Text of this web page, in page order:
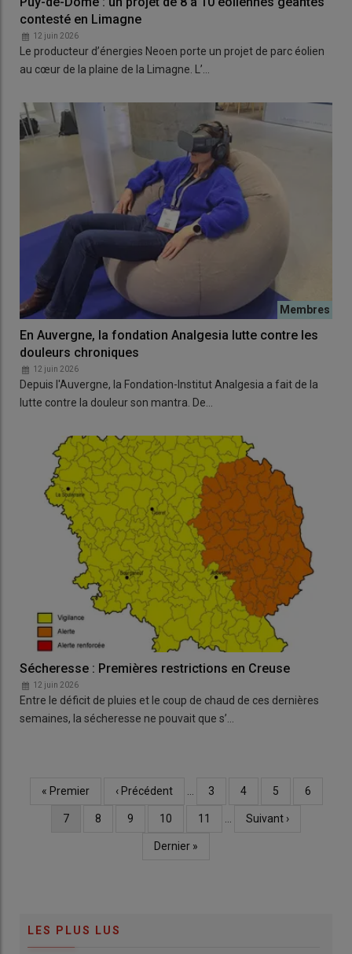
contesté en Limagne
12 juin 2026
Le producteur d’énergies Neoen porte un projet de parc éolien
au cœur de la plaine de la Limagne. L’…
En Auvergne, la fondation Analgesia lutte contre les
douleurs chroniques
12 juin 2026
Depuis l'Auvergne, la Fondation-Institut Analgesia a fait de la
lutte contre la douleur son mantra. De…
Sécheresse : Premières restrictions en Creuse
12 juin 2026
Entre le déficit de pluies et le coup de chaud de ces dernières
semaines, la sécheresse ne pouvait que s’…
Première
« Premier
Page
‹ Précédent Page
3 Page
4 Page
5 Page
6
Page
7 Page
8 Page
9 Page
10 Page
11
Page
Suivant ›
Dernière
Dernier »
LES PLUS LUS